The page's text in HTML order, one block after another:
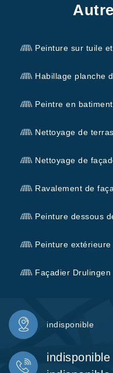
Peinture sur tuile
Habillage planche
Peintre en
Nettoyage de
Nettoyage de
Ravalement de
Peinture dessous
Peinture extérieure
Façadier Drulingen
indisponible
indisponible